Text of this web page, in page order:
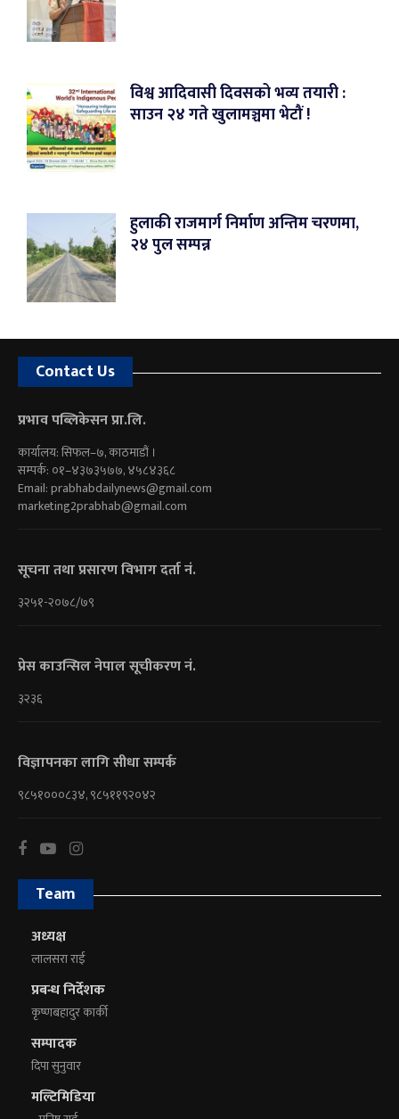
विश्व आदिवासी दिवसको भव्य तयारी :
साउन २४ गते खुलामञ्चमा भेटौं !
हुलाकी राजमार्ग निर्माण अन्तिम चरणमा,
२४ पुल सम्पन्न
Contact Us
प्रभाव पब्लिकेसन प्रा.लि.
कार्यालय: सिफल–७, काठमाडौं ।
सम्पर्क: ०१–४३७३५७७, ४५८४३६८
Email:prabhabdailynews@gmail.com
marketing2prabhab@gmail.com
सूचना तथा प्रसारण विभाग दर्ता नं.
३२५१-२०७८/७९
प्रेस काउन्सिल नेपाल सूचीकरण नं.
३२३६
विज्ञापनका लागि सीधा सम्पर्क
९८५१०००८३४, ९८५११९२०४२
Team
अध्यक्ष
लालसरा राई
प्रबन्ध निर्देशक
कृष्णबहादुर कार्की
सम्पादक
दिपा सुनुवार
मल्टिमिडिया